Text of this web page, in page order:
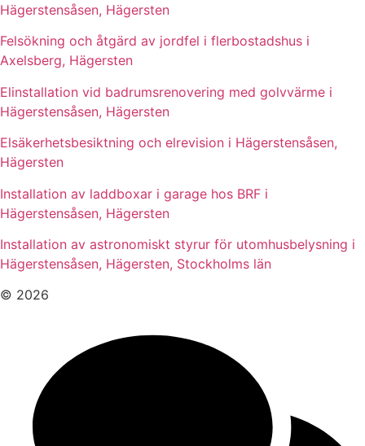
Hägerstensåsen, Hägersten
Felsökning och åtgärd av jordfel i flerbostadshus i
Axelsberg, Hägersten
Elinstallation vid badrumsrenovering med golvvärme i
Hägerstensåsen, Hägersten
Elsäkerhetsbesiktning och elrevision i Hägerstensåsen,
Hägersten
Installation av laddboxar i garage hos BRF i
Hägerstensåsen, Hägersten
Installation av astronomiskt styrur för utomhusbelysning i
Hägerstensåsen, Hägersten, Stockholms län
© 2026